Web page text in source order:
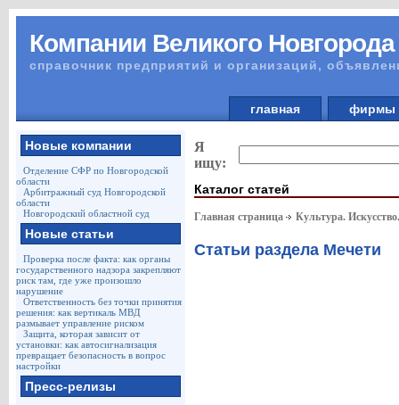
Компании Великого Новгорода
справочник предприятий и организаций,
главная
Новые компании
Отделение СФР по Новгородской
области
Арбитражный суд Новгородской
области
Новгородский областной суд
Новые статьи
Проверка после факта: как органы
государственного надзора закрепляют
риск там, где уже произошло
нарушение
Ответственность без точки принятия
решения: как вертикаль МВД
размывает управление риском
Защита, которая зависит от
установки: как автосигнализация
превращает безопасность в вопрос
настройки
Пресс-релизы
Я
ищу:
Каталог статей
Главная страница Культура.
Статьи раздела Мечети